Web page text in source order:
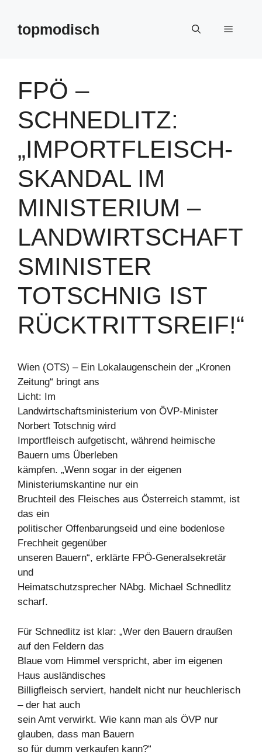
springentopmodisch Menü
FPÖ –
SCHNEDLITZ:
„IMPORTFLEISCH-
SKANDAL IM
MINISTERIUM –
LANDWIRTSCHAFT
SMINISTER
TOTSCHNIG IST
RÜCKTRITTSREIF!“
Wien (OTS) – Ein Lokalaugenschein der „Kronen
Zeitung“ bringt ans
Licht: Im
Landwirtschaftsministerium von ÖVP-Minister
Norbert Totschnig wird
Importfleisch aufgetischt, während heimische
Bauern ums Überleben
kämpfen. „Wenn sogar in der eigenen
Ministeriumskantine nur ein
Bruchteil des Fleisches aus Österreich stammt, ist
das ein
politischer Offenbarungseid und eine bodenlose
Frechheit gegenüber
unseren Bauern“, erklärte FPÖ-Generalsekretär
und
Heimatschutzsprecher NAbg. Michael Schnedlitz
scharf.
Für Schnedlitz ist klar: „Wer den Bauern draußen
auf den Feldern das
Blaue vom Himmel verspricht, aber im eigenen
Haus ausländisches
Billigfleisch serviert, handelt nicht nur heuchlerisch
– der hat auch
sein Amt verwirkt. Wie kann man als ÖVP nur
glauben, dass man Bauern
so für dumm verkaufen kann?“